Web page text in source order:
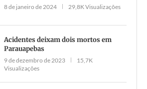
8 de janeiro de 2024 29,8K Visualizações
Acidentes deixam dois mortos em
Parauapebas
9 de dezembro de 2023
15,7K
Visualizações